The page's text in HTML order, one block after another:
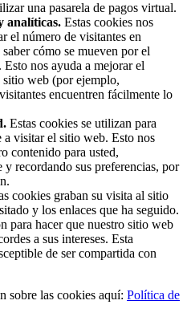
una pasarela de pagos virtual.
analíticas. Estas cookies nos
el número de visitantes en
cómo se mueven por el
nos ayuda a mejorar el
web (por ejemplo,
encuentren fácilmente lo
Estas cookies se utilizan para
visitar el sitio web. Esto nos
contenido para usted,
recordando sus preferencias, por
cookies graban su visita al sitio
y los enlaces que ha seguido.
para hacer que nuestro sitio web
a sus intereses. Esta
de ser compartida con
sobre las cookies aquí: Política de